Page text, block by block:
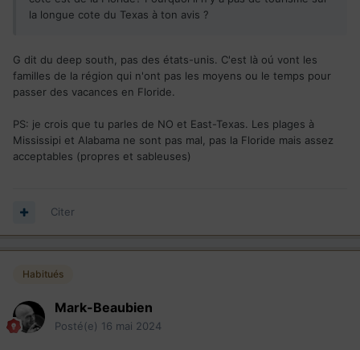
la longue cote du Texas à ton avis ?
G dit du deep south, pas des états-unis. C'est là oú vont les
familles de la région qui n'ont pas les moyens ou le temps pour
passer des vacances en Floride.
PS: je crois que tu parles de NO et East-Texas. Les plages à
Mississipi et Alabama ne sont pas mal, pas la Floride mais assez
acceptables (propres et sableuses)
Citer
Habitués
Mark-Beaubien
Posté(e) 16 mai 2024